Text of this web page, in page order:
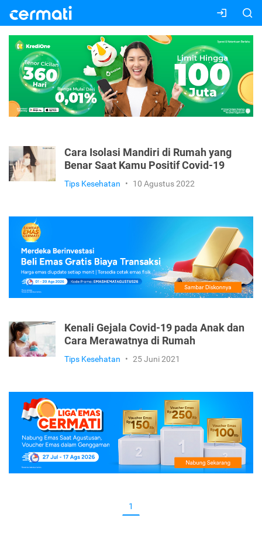
Cara Isolasi Mandiri di Rumah yang
Benar Saat Kamu Positif Covid-19
Tips Kesehatan • 10 Agustus 2022
Kenali Gejala Covid-19 pada Anak dan
Cara Merawatnya di Rumah
Tips Kesehatan • 25 Juni 2021
1